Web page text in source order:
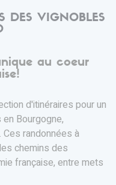
DES VIGNOBLES
au coeur
d'itinéraires pour un
Bourgogne,
randonnées à
chemins des
française, entre mets